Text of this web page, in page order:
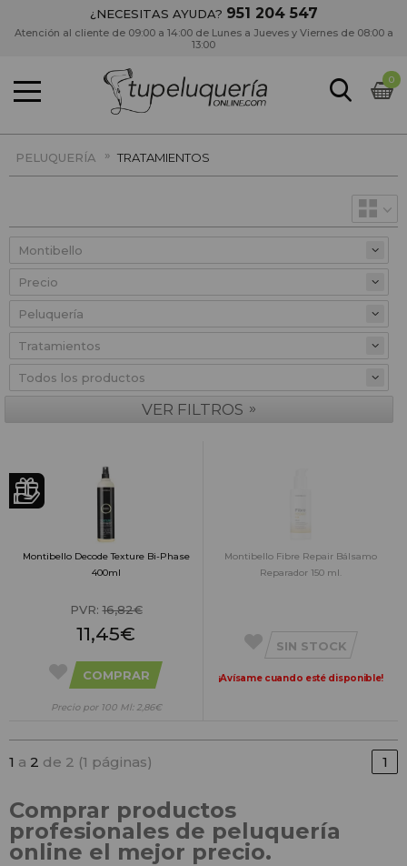
¿NECESITAS AYUDA? 951 204 547
Atención al cliente de 09:00 a 14:00 de Lunes a Jueves y Viernes de 08:00 a
13:00
0
PELUQUERÍA » TRATAMIENTOS
Precio
VER FILTROS »
Montibello Decode Texture Bi-Phase
400ml
PVR:16,82€
11,45€
COMPRAR
Precio por 100 Ml: 2,86€
Montibello Fibre Repair Bálsamo
Reparador 150 ml.
SIN STOCK
¡Avísame cuando esté disponible!
1 a 2 de 2 (1 páginas) 1
Comprar productos
profesionales de peluquería
online el mejor precio.